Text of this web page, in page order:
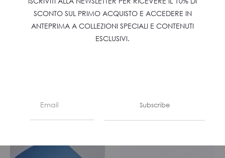
SCONTO SUL PRIMO ACQUISTO E ACCEDERE IN
ANTEPRIMA A COLLEZIONI SPECIALI E CONTENUTI
ESCLUSIVI.
Subscribe